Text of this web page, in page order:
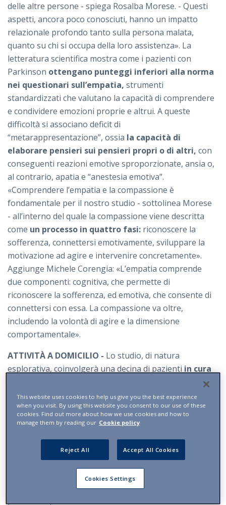
delle altre persone - spiega Rosalba Morese. - Questi
aspetti, ancora poco conosciuti, hanno un impatto
relazionale profondo tanto sulla persona malata,
quanto su chi si occupa della loro assistenza». La
letteratura scientifica mostra come i pazienti con
Parkinson ottengano punteggi inferiori alla norma
nei questionari sull’empatia, strumenti
standardizzati che valutano la capacità di comprendere
e condividere emozioni proprie e altrui. A queste
difficoltà si associano deficit di
“metarappresentazione”, ossia la capacità di
elaborare pensieri sui pensieri propri o di altri, con
conseguenti reazioni emotive sproporzionate, ansia o,
al contrario, apatia e “anestesia emotiva”.
«Comprendere l’empatia e la compassione è
fondamentale per il nostro studio - sottolinea Morese
- all’interno del quale la compassione viene descritta
come un processo in quattro fasi: riconoscere la
sofferenza, connettersi emotivamente, sviluppare la
motivazione ad agire e intervenire concretamente».
Aggiunge Michele Corengia: «L’empatia comprende
due componenti: cognitiva, che permette di
riconoscere la sofferenza, ed emotiva, che consente di
connettersi con essa. La compassione va oltre,
includendo la volontà di agire e la dimensione
comportamentale».
ATTIVITÀ A DOMICILIO - Lo studio, di natura
esplorativa, coinvolgerà una decina di pazienti in cura
con i rispettivi caregiver,
oltre a dieci persone sane di controllo. «L’intervento si
articola in sei settimane di training – spiega Corengia –
ciascuna dedicata a uno dei seguenti principi:
umanità comune e azione».
Il programma, svolto a domicilio,integra quattro
(diario personale), messaggi poetico-riflessivi e
This website uses cookies to help us give you the best experience
when you visit. By using this website you consent to our use of these
cookies. Find out more about how we use cookies and how to
manage them by reading our Cookie policy
Reject All Accept All Cookies
Cookies Settings